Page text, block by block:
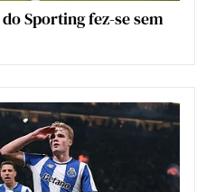
Sporting fez-se sem